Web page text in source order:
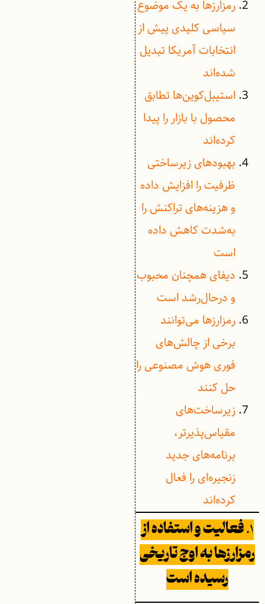
رمزارزها به یک موضوع
سیاسی کلیدی پیش از
انتخابات آمریکا تبدیل
شده‌اند
استیبل‌کوین‌ها تطابق
محصول با بازار را پیدا
کرده‌اند
بهبودهای زیرساختی
ظرفیت را افزایش داده
و هزینه‌های تراکنش را
به‌شدت کاهش داده
است
دیفای همچنان محبوب
و درحال‌رشد است
رمزارزها می‌توانند
برخی از چالش‌های
فوری هوش مصنوعی را
حل کنند
زیرساخت‌های
مقیاس‌پذیرتر،
برنامه‌های جدید
زنجیره‌ای را فعال
کرده‌اند
۱. فعالیت و استفاده از
رمزارزها به اوج تاریخی
رسیده است